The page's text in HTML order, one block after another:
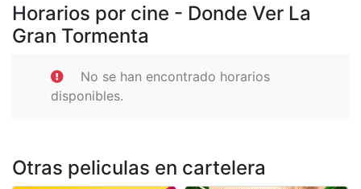
Horarios por cine - Donde Ver La
Gran Tormenta
No se han encontrado horarios
disponibles.
Otras peliculas en cartelera